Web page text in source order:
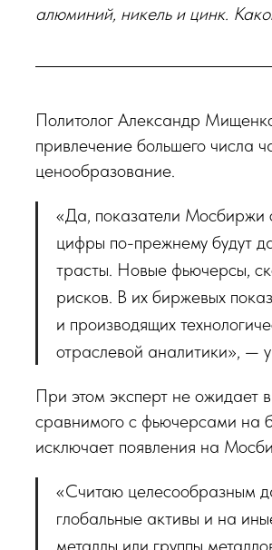
алюминий, никель и цинк.
Политолог Александр
привлечение большего числа
ценообразование.
«Да, показатели Мосбиржи
цифры по-прежнему будут
трасты. Новые фьючерсы,
рисков. В их биржевых
и производящих
отраслевой аналитики», —
При этом эксперт не ожидает
сравнимого с фьючерсами на
исключает появления на
«Считаю целесообразным
глобальные активы и на
металлы или группы